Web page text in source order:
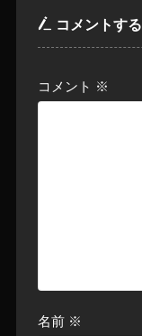
コメントする
コメント ※
名前 ※